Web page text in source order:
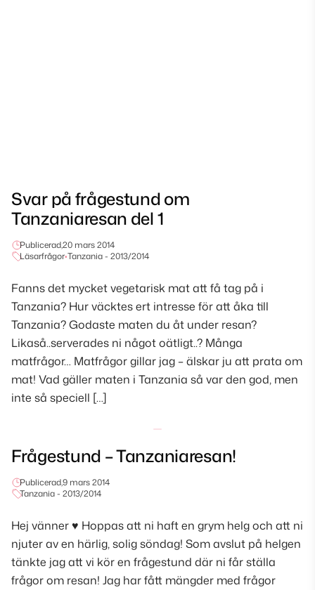
Svar på frågestund om
Tanzaniaresan del 1
Publicerad,20 mars 2014
Läsarfrågor•Tanzania - 2013/2014
Fanns det mycket vegetarisk mat att få tag på i
Tanzania? Hur väcktes ert intresse för att åka till
Tanzania? Godaste maten du åt under resan?
Likaså..serverades ni något oätligt..? Många
matfrågor… Matfrågor gillar jag – älskar ju att prata om
mat! Vad gäller maten i Tanzania så var den god, men
inte så speciell […]
Frågestund – Tanzaniaresan!
Publicerad,9 mars 2014
Tanzania - 2013/2014
Hej vänner ♥ Hoppas att ni haft en grym helg och att ni
njuter av en härlig, solig söndag! Som avslut på helgen
tänkte jag att vi kör en frågestund där ni får ställa
frågor om resan! Jag har fått mängder med frågor